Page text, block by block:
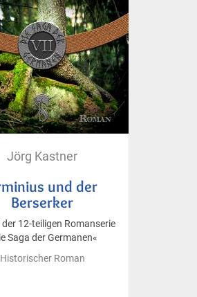
Jörg Kastner
und der
Berserker
der 12-teiligen Romanserie
Saga der Germanen«
Historischer Roman